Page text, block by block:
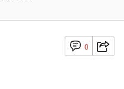
0